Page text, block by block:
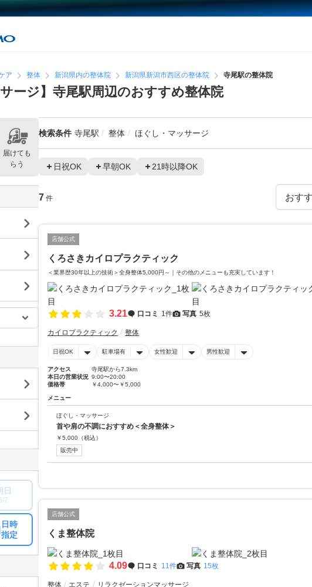
ア 整体 新潟県内の整体院 新潟県新潟市西区の整体院 寺尾駅の整体院
ージ】寺尾駅周辺のおすすめ整体院
検索条件 寺尾駅 整体 ほぐし・マッサージ
日祝OK 早朝OK 21時以降OK
7 件
店舗公式
くろさきカイロプラクティック
＜業界歴30年以上の技術＞全身整体5,000円～｜その他のメニューも充実しています！
3.21 口コミ 1件 写真 5枚
カイロプラクティック 整体
日祝OK 駐車場有 女性歓迎 男性歓迎
アクセス
寺尾駅から7.3km
本日の営業状況 9:00〜20:00
価格帯
￥4,000〜￥5,000
メニュー
ほぐし・マッサージ
首や肩の不調におすすめ＜全身整体＞
￥5,000 （税込）
販売中
店舗公式
くま整体院
4.09 口コミ 11件 写真 15枚
整体 エステ リラクゼーションマッサージ
届けても
らう
日
7
日時
指定